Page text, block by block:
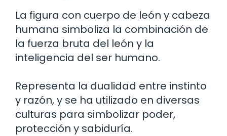
La figura con cuerpo de león y cabeza
humana simboliza la combinación de
la fuerza bruta del león y la
inteligencia del ser humano.
Representa la dualidad entre instinto
y razón, y se ha utilizado en diversas
culturas para simbolizar poder,
protección y sabiduría.